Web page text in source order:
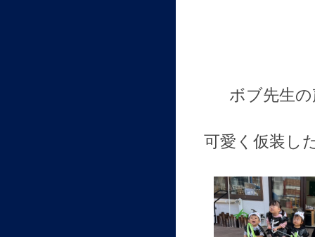
ボブ先生
可愛く仮装し